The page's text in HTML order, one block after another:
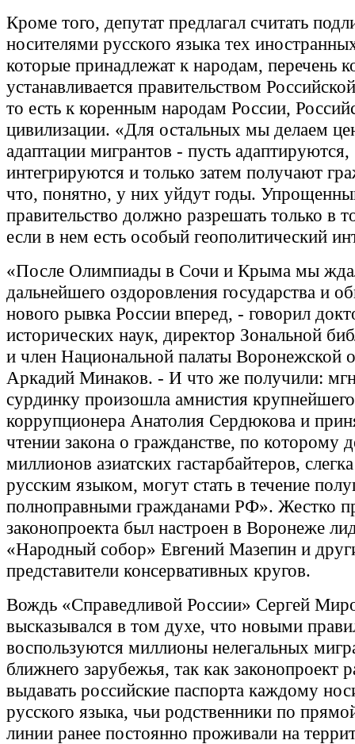
Кроме того, депутат предлагал считать
носителями русского языка тех
которые принадлежат к народам, перечень
устанавливается правительством
то есть к коренным народам России,
цивилизации. «Для остальных мы делаем
адаптации мигрантов - пусть адаптируются,
интегрируются и только затем получают
что, понятно, у них уйдут годы.
правительство должно разрешать только в
если в нем есть особый геополитический
«После Олимпиады в Сочи и Крыма мы
дальнейшего оздоровления государства и
нового рывка России вперед, - говорил
исторических наук, директор Зональной
и член Национальной палаты Воронежской
Аркадий Минаков. - И что же получили:
сурдинку произошла амнистия крупнейшего
коррупционера Анатолия Сердюкова и
чтении закона о гражданстве, по которому
миллионов азиатских гастарбайтеров,
русским языком, могут стать в течение
полноправными гражданами РФ». Жестко
законопроекта был настроен в Воронеже
«Народный собор» Евгений Мазепин и
представители консервативных кругов.
Вождь «Справедливой России» Сергей
высказывался в том духе, что новыми
воспользуются миллионы нелегальных
ближнего зарубежья, так как законопроект
выдавать российские паспорта каждому
русского языка, чьи родственники по
линии ранее постоянно проживали на